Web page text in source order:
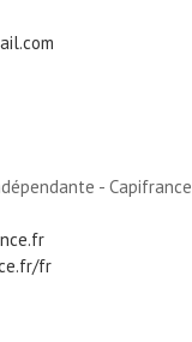
- Capifrance
fr